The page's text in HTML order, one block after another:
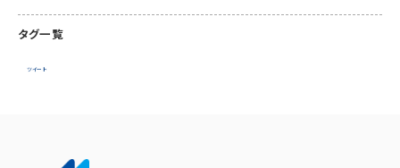
タグ一覧
ツイート